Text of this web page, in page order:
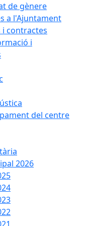
de gènere
a l'Ajuntament
i contractes
i
del centre
2026